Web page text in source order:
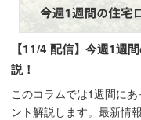
【11/4 配信】今週1週
説！
このコラムでは1週間に
ント解説します。最新情